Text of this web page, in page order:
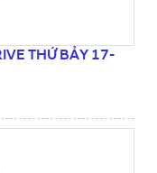
THỨ BẢY 17-